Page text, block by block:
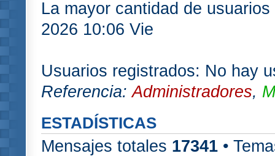
La mayor cantidad de
2026 10:06 Vie
Usuarios registrados: No hay
Referencia:Administradores,
ESTADÍSTICAS
Mensajes totales 17341 •